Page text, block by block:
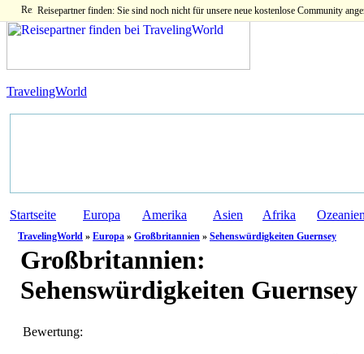
Reisepartner finden: Sie sind noch nicht für unsere neue kostenlose Community
TravelingWorld
Startseite Europa Amerika Asien Afrika
TravelingWorld » Europa » Großbritannien » Sehenswürdigkeiten Guernsey
Großbritannien:
Sehenswürdigkeiten Guernsey
Bewertung: